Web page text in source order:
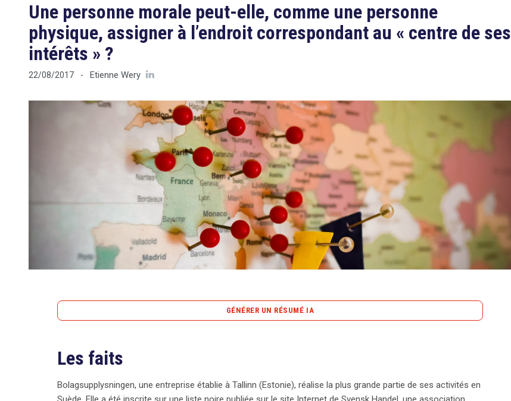
Une personne morale peut-elle, comme une personne
physique, assigner à l’endroit correspondant au « centre de ses
intérêts » ?
22/08/2017 - Etienne Wery
GÉNÉRER UN RÉSUMÉ IA
Bolagsupplysningen, une entreprise estonienne active principalement en Suède, se retrouve au cœur
d’un litige majeur après avoir été inscrite sur une liste noire par Svensk Handel pour des accusations
de fraude. En réponse, elle a engagé des poursuites en Estonie, demandant sa radiation de la liste et
des dommages-intérêts de 56 634,99 €. Cette affaire pose une question cruciale : les juridictions
Les faits
Bolagsupplysningen, une entreprise établie à Tallinn (Estonie), réalise la plus grande partie de ses activités en